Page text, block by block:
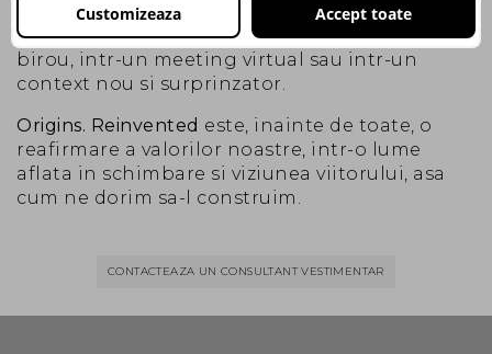
Customizeaza Accept toate
propunem si combinatii nonconformiste care
sa te relaxeze atat in timpul liber, cat si la
birou, intr-un meeting virtual sau intr-un
context nou si surprinzator.
Origins. Reinvented este, inainte de toate, o
reafirmare a valorilor noastre, intr-o lume
aflata in schimbare si viziunea viitorului, asa
cum ne dorim sa-l construim.
CONTACTEAZA UN CONSULTANT VESTIMENTAR